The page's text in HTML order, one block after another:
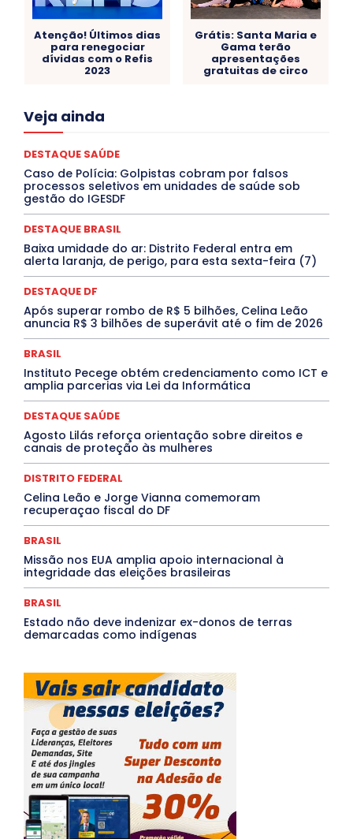
Atenção! Últimos dias
para renegociar
dívidas com o Refis
2023
Grátis: Santa Maria e
Gama terão
apresentações
gratuitas de circo
Veja ainda
Acre
Congressuanas & Esplanadumas
Covid-19
Crônica Política Crônicas
Cultura e Tal
DANÇA Dengue
Denuncia
DESTAQUE BRASIL
DESTAQUE DF
DESTAQUE SAÚDE
DESTAQUES OUTROS
ELEIÇÕES
Especial
Espírito Santo ESPORTE
ESTÁGIO
EVENTOS
EXPOSIÇÃO Featured
Febre Amarela
Febre Oropouche
FILMES
Goiás
Jogos Online
JUDICIÁRIO LITERATURA
Maranhão
Marburg
Mato Grosso
Mato Grosso do Sul
MEIO AMBIENTE
Minas Gerais MOBILIDADE
MPOX
MÚSICA
PROCESSO SELETIVO
PUBLIEDITORIAL
QUALIFICAÇÃO PROFISSIONAL
Santa Catarina
Saúde Agora
SEGURANÇA
Soltando o Verbo
TÁ FROID?
TEATRO
Tocantins
Utilidade Pública ZikaVirus
DESTAQUE SAÚDE
Caso de Polícia: Golpistas cobram por falsos
processos seletivos em unidades de saúde sob
gestão do IGESDF
DESTAQUE BRASIL
Baixa umidade do ar: Distrito Federal entra em
alerta laranja, de perigo, para esta sexta-feira (7)
DESTAQUE DF
Após superar rombo de R$ 5 bilhões, Celina Leão
anuncia R$ 3 bilhões de superávit até o fim de 2026
BRASIL
Instituto Pecege obtém credenciamento como ICT e
amplia parcerias via Lei da Informática
DESTAQUE SAÚDE
Agosto Lilás reforça orientação sobre direitos e
canais de proteção às mulheres
DISTRITO FEDERAL
Celina Leão e Jorge Vianna comemoram
recuperaçao fiscal do DF
BRASIL
Missão nos EUA amplia apoio internacional à
integridade das eleições brasileiras
BRASIL
Estado não deve indenizar ex-donos de terras
demarcadas como indígenas